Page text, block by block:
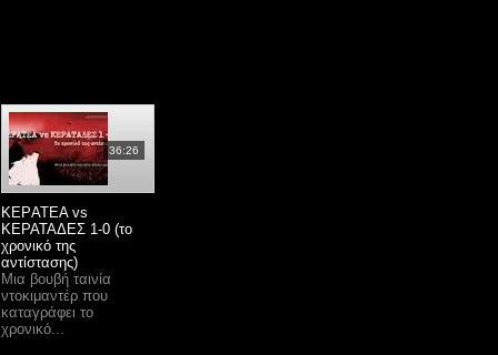
36:26
KEΡATEA vs
ΚΕΡΑΤΑΔΕΣ 1-0 (το
χρονικό της
αντίστασης)
Μια βουβή ταινία
ντοκιμαντέρ που
καταγράφει το
χρονικό...